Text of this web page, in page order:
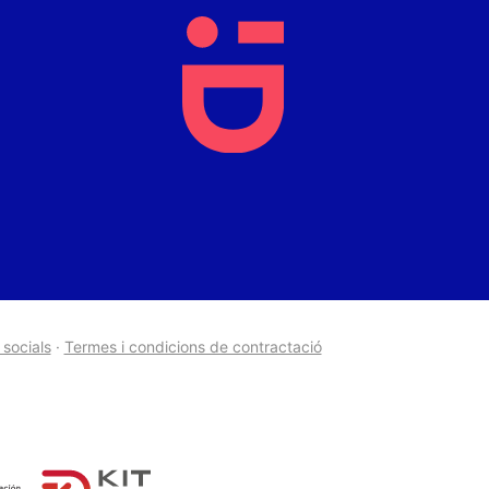
· Termes i condicions de contractació